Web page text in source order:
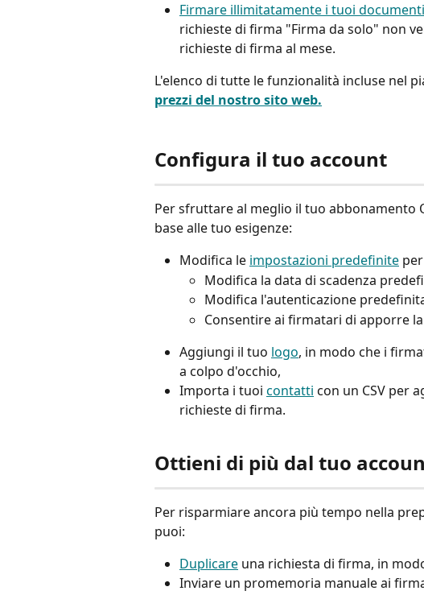
Firmare illimitatamente i tuoi documenti
richieste di firma "Firma da solo" non
richieste di firma al mese.
L'elenco di tutte le funzionalità incluse nel
prezzi del nostro sito web.
Configura il tuo account
Per sfruttare al meglio il tuo abbonamento
base alle tuo esigenze:
Modifica le impostazioni predefinite
Modifica la data di scadenza
Modifica l'autenticazione
Consentire ai firmatari di apporre
Aggiungi il tuo logo, in modo che i
a colpo d'occhio,
Importa i tuoi contatti con un CSV per
richieste di firma.
Ottieni di più dal tuo
Per risparmiare ancora più tempo nella
puoi:
Duplicare una richiesta di firma, in
Inviare un promemoria manuale ai